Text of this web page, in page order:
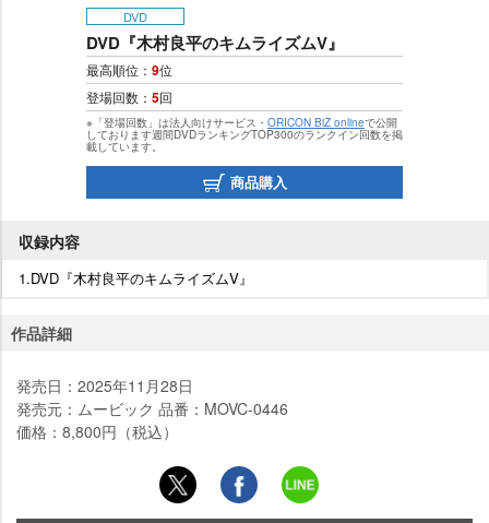
DVD
DVD『木村良平のキムライズムV』
最高順位： 9位
登場回数： 5回
※「登場回数」は法人向けサービス・ ORICON BiZ onlineで公開
しております週間DVDランキングTOP300のランクイン回数を掲
載しています。
商品購入
収録内容
1.DVD『木村良平のキムライズムV』
作品詳細
発売日：2025年11月28日
発売元：ムービック 品番：MOVC-0446
価格：8,800円（税込）